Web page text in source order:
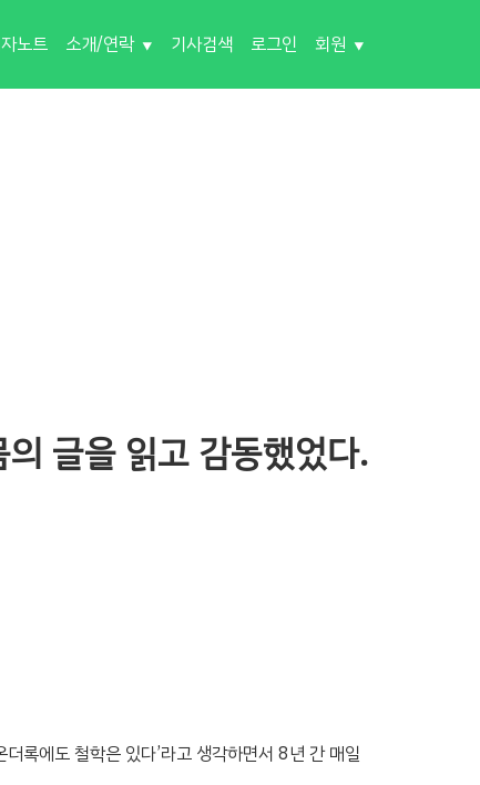
노트 소개/연락 기사검색 로그인 회원
글을 읽고 감동했었다.
록에도 철학은 있다’라고 생각하면서 8년 간 매일